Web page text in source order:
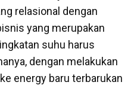
relasional dengan
yang merupakan
suhu harus
dengan melakukan
energy baru terbarukan